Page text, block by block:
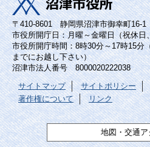
〒410-8601 静岡県沼津市御幸町16-
市役所開庁日：月曜～金曜日（祝休日
市役所開庁時間：8時30分～17時15分
までにお越し下さい）
沼津市法人番号 8000020222038
サイトマップ サイトポリシー
著作権について
リンク
地図・交通ア